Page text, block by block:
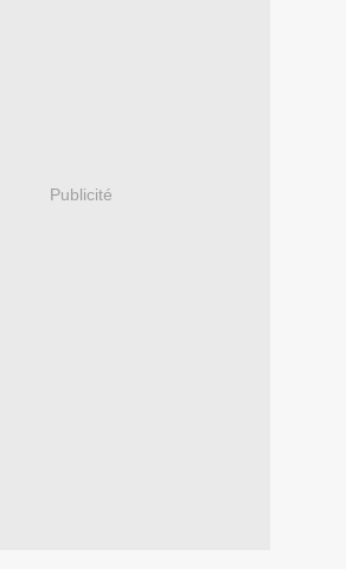
Publicité